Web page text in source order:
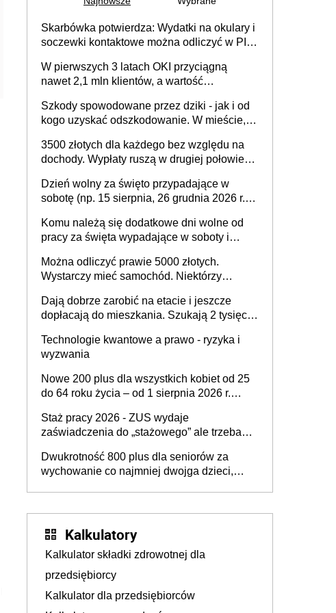
Skarbówka potwierdza: Wydatki na okulary i
soczewki kontaktowe można odliczyć w PIT.
niepełnosprawności. Częściowe
dofinansowanie (np. z zfśs) pomniejsza
odliczenie
W pierwszych 3 latach OKI przyciągną
nawet 2,1 mln klientów, a wartość
mld zł
Szkody spowodowane przez dziki - jak i od
kogo uzyskać odszkodowanie. W mieście,
3500 złotych dla każdego bez względu na
dochody. Wypłaty ruszą w drugiej połowie
Dzień wolny za święto przypadające w
sobotę (np. 15 sierpnia, 26 grudnia 2026 r.) –
pracodawcy (sektor prywatny i administracja
publiczna), najczęstsze pytania
Komu należą się dodatkowe dni wolne od
pracy za święta wypadające w soboty i
Można odliczyć prawie 5000 złotych.
Wystarczy mieć samochód. Niektórzy
skarbówką
Dają dobrze zarobić na etacie i jeszcze
dopłacają do mieszkania. Szukają 2 tysięcy
Technologie kwantowe a prawo - ryzyka i
wyzwania
Nowe 200 plus dla wszystkich kobiet od 25
do 64 roku życia – od 1 sierpnia 2026 r.
programu rządowego
Staż pracy 2026 - ZUS wydaje
zaświadczenia do „stażowego” ale trzeba
sprzed 1999 roku). Jak odebrać
zaświadczenie z ZUS?
Dwukrotność 800 plus dla seniorów za
wychowanie co najmniej dwojga dzieci,
Zapadła decyzja Sejmu
Kalkulatory
Kalkulator składki zdrowotnej dla
przedsiębiorcy
Kalkulator dla przedsiębiorców